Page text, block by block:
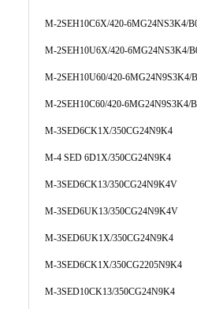
M-2SEH10C6X/420-6MG24NS3K4/
M-2SEH10U6X/420-6MG24NS3K4/
M-2SEH10U60/420-6MG24N9S3K4/
M-2SEH10C60/420-6MG24N9S3K4/
M-3SED6CK1X/350CG24N9K4
M-4 SED 6D1X/350CG24N9K4
M-3SED6CK13/350CG24N9K4V
M-3SED6UK13/350CG24N9K4V
M-3SED6UK1X/350CG24N9K4
M-3SED6CK1X/350CG2205N9K4
M-3SED10CK13/350CG24N9K4